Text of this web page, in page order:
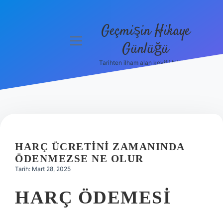
Hakkımızda
menüyü
Geçmişin Hikaye
Günlüğü
Tarihten ilham alan keyifli bilgiler!
HARÇ ÜCRETINI ZAMANINDA
ÖDENMEZSE NE OLUR
Tarih: Mart 28, 2025
HARÇ ÖDEMESI